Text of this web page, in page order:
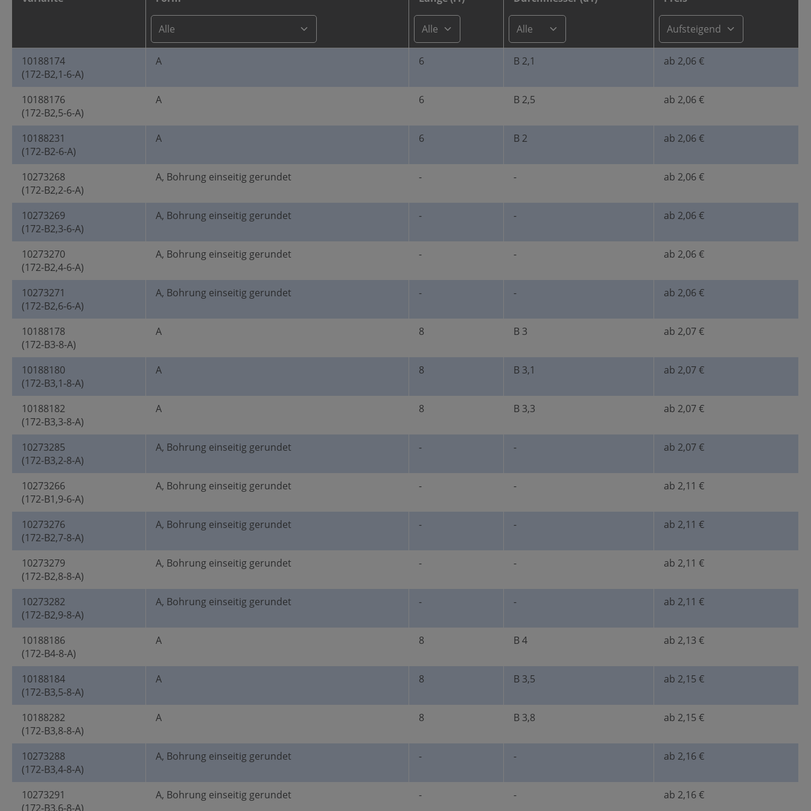
10188174
(172-B2,1-6-A)
A 6 B 2,1 ab 2,06 €
10188176
(172-B2,5-6-A)
A 6 B 2,5 ab 2,06 €
10188231
(172-B2-6-A)
A 6 B 2 ab 2,06 €
10273268
(172-B2,2-6-A)
A, Bohrung einseitig gerundet - - ab 2,06 €
10273269
(172-B2,3-6-A)
A, Bohrung einseitig gerundet - - ab 2,06 €
10273270
(172-B2,4-6-A)
A, Bohrung einseitig gerundet - - ab 2,06 €
10273271
(172-B2,6-6-A)
A, Bohrung einseitig gerundet - - ab 2,06 €
10188178
(172-B3-8-A)
A 8 B 3 ab 2,07 €
10188180
(172-B3,1-8-A)
A 8 B 3,1 ab 2,07 €
10188182
(172-B3,3-8-A)
A 8 B 3,3 ab 2,07 €
10273285
(172-B3,2-8-A)
A, Bohrung einseitig gerundet - - ab 2,07 €
10273266
(172-B1,9-6-A)
A, Bohrung einseitig gerundet - - ab 2,11 €
10273276
(172-B2,7-8-A)
A, Bohrung einseitig gerundet - - ab 2,11 €
10273279
(172-B2,8-8-A)
A, Bohrung einseitig gerundet - - ab 2,11 €
10273282
(172-B2,9-8-A)
A, Bohrung einseitig gerundet - - ab 2,11 €
10188186
(172-B4-8-A)
A 8 B 4 ab 2,13 €
10188184
(172-B3,5-8-A)
A 8 B 3,5 ab 2,15 €
10188282
(172-B3,8-8-A)
A 8 B 3,8 ab 2,15 €
10273288
(172-B3,4-8-A)
A, Bohrung einseitig gerundet - - ab 2,16 €
10273291
(172-B3,6-8-A)
A, Bohrung einseitig gerundet - - ab 2,16 €